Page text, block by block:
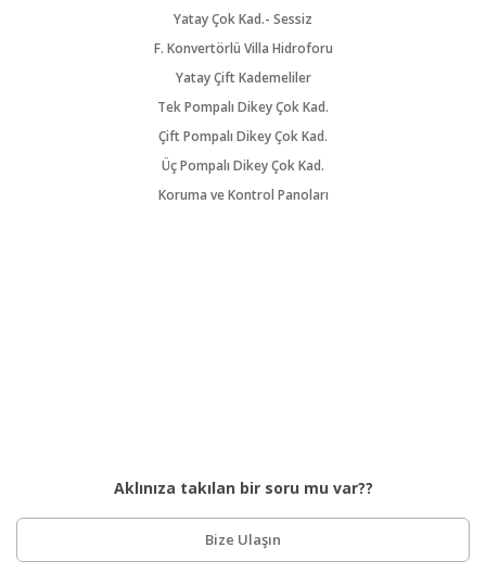
Yatay Çok Kad.- Sessiz
F. Konvertörlü Villa Hidroforu
Yatay Çift Kademeliler
Tek Pompalı Dikey Çok Kad.
Çift Pompalı Dikey Çok Kad.
Üç Pompalı Dikey Çok Kad.
Koruma ve Kontrol Panoları
Aklınıza takılan bir soru mu var??
Bize Ulaşın